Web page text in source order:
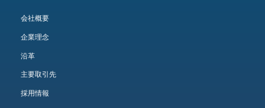
会社概要
企業理念
沿革
主要取引先
採用情報